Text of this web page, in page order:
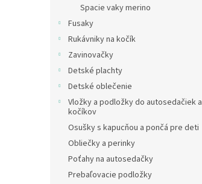
Spacie vaky merino
Fusaky
Rukávniky na kočík
Zavinovačky
Detské plachty
Detské oblečenie
Vložky a podložky do autosedačiek a
kočíkov
Osušky s kapucňou a pončá pre deti
Obliečky a perinky
Poťahy na autosedačky
Prebaľovacie podložky